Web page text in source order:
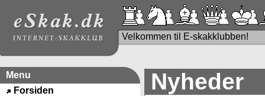
Velkommen til E-skakklubben!
Menu
Forsiden
Nyheder